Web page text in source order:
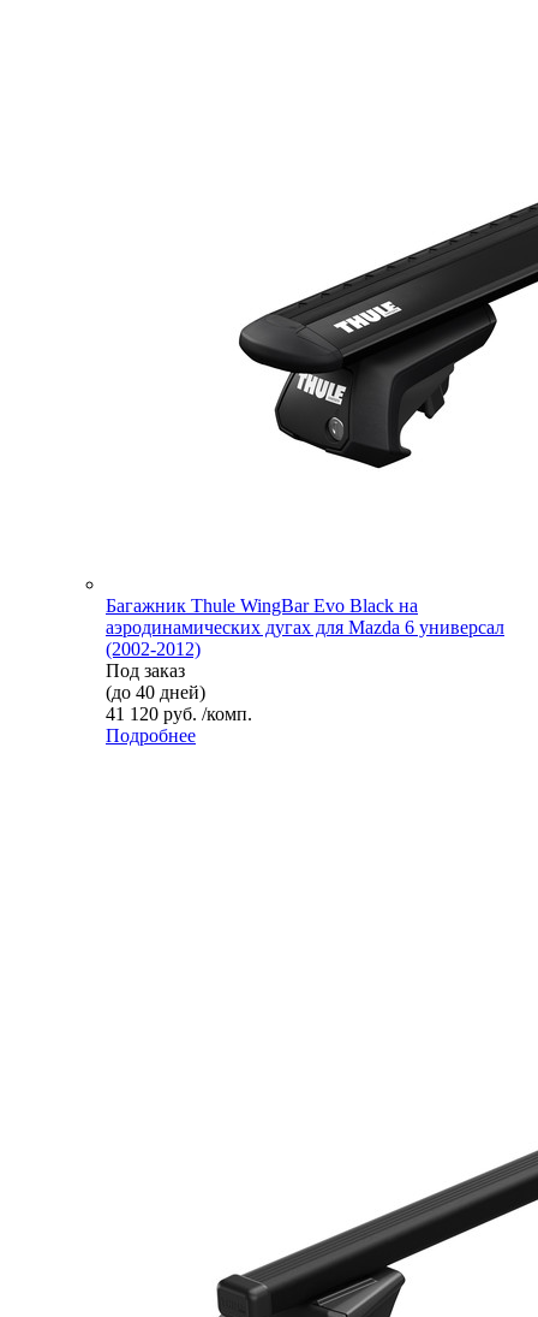
Багажник Thule WingBar Evo Black на
аэродинамических дугах для Mazda 6 универсал
(2002-2012)
Под заказ
(до 40 дней)
41 120 руб. /комп.
Подробнее